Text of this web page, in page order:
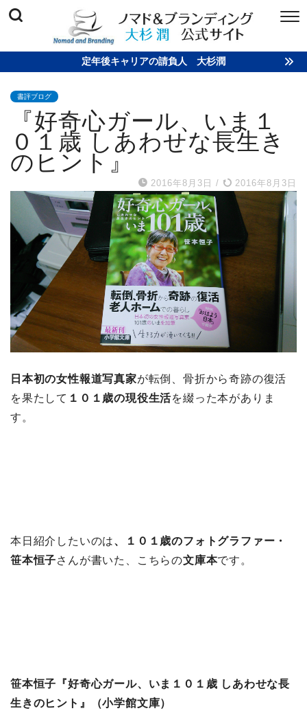
定年後キャリアの請負人 大杉潤
書評ブログ
『好奇心ガール、いま１
０１歳 しあわせな長生き
のヒント』
2016年8月3日 / 2016年8月3日
日本初の女性報道写真家が転倒、骨折から奇跡の復活
を果たして １０１歳の現役生活を綴った本がありま
す。
本日紹介したいのは、１０１歳のフォトグラファー・
笹本恒子さんが書いた、こちらの文庫本です。
笹本恒子『好奇心ガール、いま１０１歳 しあわせな長
生きのヒント』（小学館文庫）